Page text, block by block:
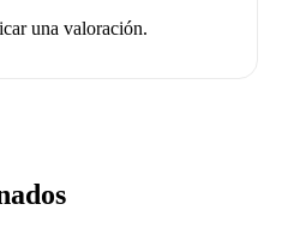
una valoración.